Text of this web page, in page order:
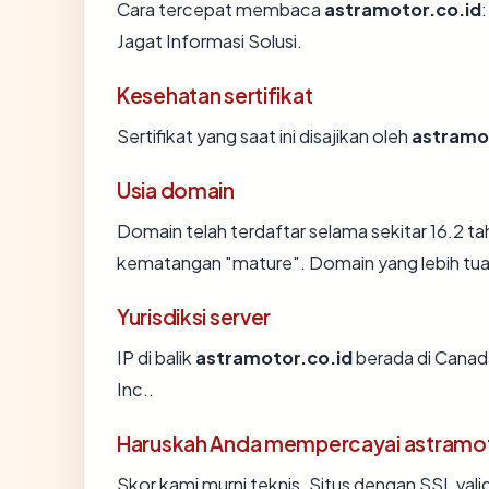
Cara tercepat membaca astramotor.co.id
Jagat Informasi Solusi.
Kesehatan sertifikat
Sertifikat yang saat ini disajikan oleh
Usia domain
Domain telah terdaftar selama sekitar 16.2
kematangan "mature". Domain yang lebih
Yurisdiksi server
IP di balik astramotor.co.idberada di
Inc..
Haruskah Anda mempercayai
Skor kami murni teknis. Situs dengan SSL